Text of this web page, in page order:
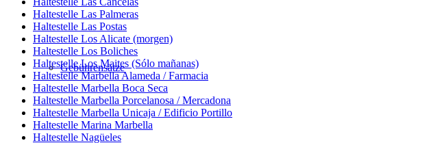
Gebührensätze
Haltestelle Las Palmeras
Haltestelle Las Postas
Haltestelle Los Alicate (morgen)
Haltestelle Los Boliches
Haltestelle Los Maites (Sólo mañanas)
Haltestelle Marbella Alameda / Farmacia
Haltestelle Marbella Boca Seca
Haltestelle Marbella Porcelanosa / Mercadona
Haltestelle Marbella Unicaja / Edificio Portillo
Haltestelle Marina Marbella
Haltestelle Nagüeles